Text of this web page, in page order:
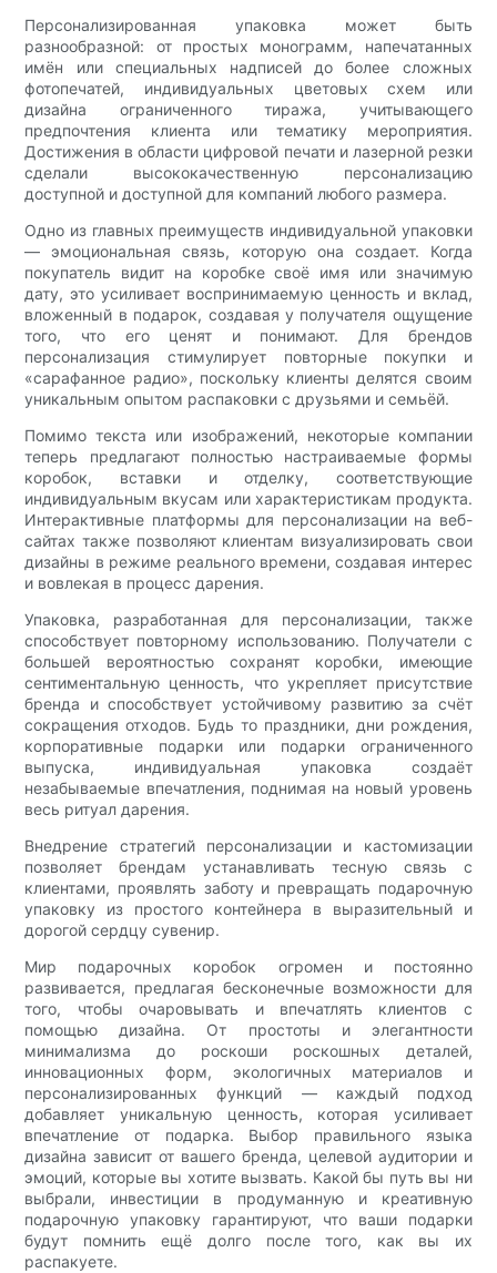
Персонализированная упаковка может быть
разнообразной: от простых монограмм, напечатанных
имён или специальных надписей до более сложных
фотопечатей, индивидуальных цветовых схем или
дизайна ограниченного тиража, учитывающего
предпочтения клиента или тематику мероприятия.
Достижения в области цифровой печати и лазерной резки
сделали высококачественную персонализацию
доступной и доступной для компаний любого размера.
Одно из главных преимуществ индивидуальной упаковки
— эмоциональная связь, которую она создает. Когда
покупатель видит на коробке своё имя или значимую
дату, это усиливает воспринимаемую ценность и вклад,
вложенный в подарок, создавая у получателя ощущение
того, что его ценят и понимают. Для брендов
персонализация стимулирует повторные покупки и
«сарафанное радио», поскольку клиенты делятся своим
уникальным опытом распаковки с друзьями и семьёй.
Помимо текста или изображений, некоторые компании
теперь предлагают полностью настраиваемые формы
коробок, вставки и отделку, соответствующие
индивидуальным вкусам или характеристикам продукта.
Интерактивные платформы для персонализации на веб-
сайтах также позволяют клиентам визуализировать свои
дизайны в режиме реального времени, создавая интерес
и вовлекая в процесс дарения.
Упаковка, разработанная для персонализации, также
способствует повторному использованию. Получатели с
большей вероятностью сохранят коробки, имеющие
сентиментальную ценность, что укрепляет присутствие
бренда и способствует устойчивому развитию за счёт
сокращения отходов. Будь то праздники, дни рождения,
корпоративные подарки или подарки ограниченного
выпуска, индивидуальная упаковка создаёт
незабываемые впечатления, поднимая на новый уровень
весь ритуал дарения.
Внедрение стратегий персонализации и кастомизации
позволяет брендам устанавливать тесную связь с
клиентами, проявлять заботу и превращать подарочную
упаковку из простого контейнера в выразительный и
дорогой сердцу сувенир.
Мир подарочных коробок огромен и постоянно
развивается, предлагая бесконечные возможности для
того, чтобы очаровывать и впечатлять клиентов с
помощью дизайна. От простоты и элегантности
минимализма до роскоши роскошных деталей,
инновационных форм, экологичных материалов и
персонализированных функций — каждый подход
добавляет уникальную ценность, которая усиливает
впечатление от подарка. Выбор правильного языка
дизайна зависит от вашего бренда, целевой аудитории и
эмоций, которые вы хотите вызвать. Какой бы путь вы ни
выбрали, инвестиции в продуманную и креативную
подарочную упаковку гарантируют, что ваши подарки
будут помнить ещё долго после того, как вы их
распакуете.